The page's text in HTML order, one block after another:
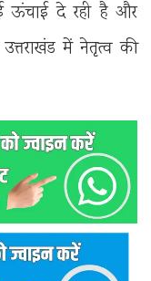
ऊंचाई दे रही है और
में नेतृत्व की